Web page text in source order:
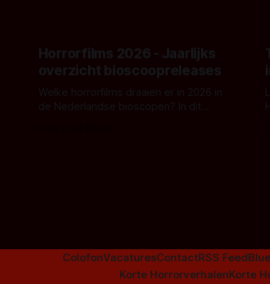
Horrorfilms 2026 - Jaarlijks
overzicht bioscoopreleases
Welke horrorfilms draaien er in 2026 in
de Nederlandse bioscopen? In dit
ColofonVacaturesContactRSS Feed
Korte HorrorverhalenKorte